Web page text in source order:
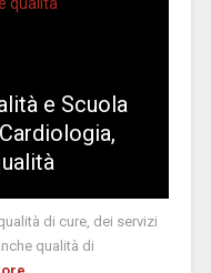
e Scuola
di cure, dei servizi
qualità di